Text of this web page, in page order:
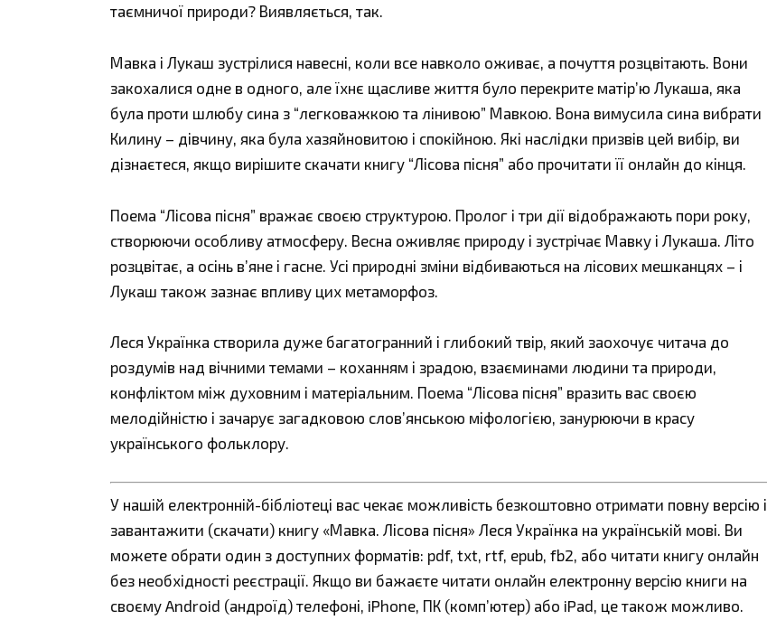
таємничої природи? Виявляється, так.
Мавка і Лукаш зустрілися навесні, коли все навколо оживає, а почуття розцвітають. Вони
закохалися одне в одного, але їхнє щасливе життя було перекрите матір’ю Лукаша, яка
була проти шлюбу сина з “легковажкою та лінивою” Мавкою. Вона вимусила сина вибрати
Килину – дівчину, яка була хазяйновитою і спокійною. Які наслідки призвів цей вибір, ви
дізнаєтеся, якщо вирішите скачати книгу “Лісова пісня” або прочитати її онлайн до кінця.
Поема “Лісова пісня” вражає своєю структурою. Пролог і три дії відображають пори року,
створюючи особливу атмосферу. Весна оживляє природу і зустрічає Мавку і Лукаша. Літо
розцвітає, а осінь в’яне і гасне. Усі природні зміни відбиваються на лісових мешканцях – і
Лукаш також зазнає впливу цих метаморфоз.
Леся Українка створила дуже багатогранний і глибокий твір, який заохочує читача до
роздумів над вічними темами – коханням і зрадою, взаєминами людини та природи,
конфліктом між духовним і матеріальним. Поема “Лісова пісня” вразить вас своєю
мелодійністю і зачарує загадковою слов’янською міфологією, занурюючи в красу
українського фольклору.
У нашій електронній-бібліотеці вас чекає можливість безкоштовно отримати повну версію і
завантажити (скачати) книгу «Мавка. Лісова пісня» Леся Українка на українській мові. Ви
можете обрати один з доступних форматів: pdf, txt, rtf, epub, fb2, або читати книгу онлайн
без необхідності реєстрації. Якщо ви бажаєте читати онлайн електронну версію книги на
своєму Android (андроїд) телефоні, iPhone, ПК (комп’ютер) або iPad, це також можливо.